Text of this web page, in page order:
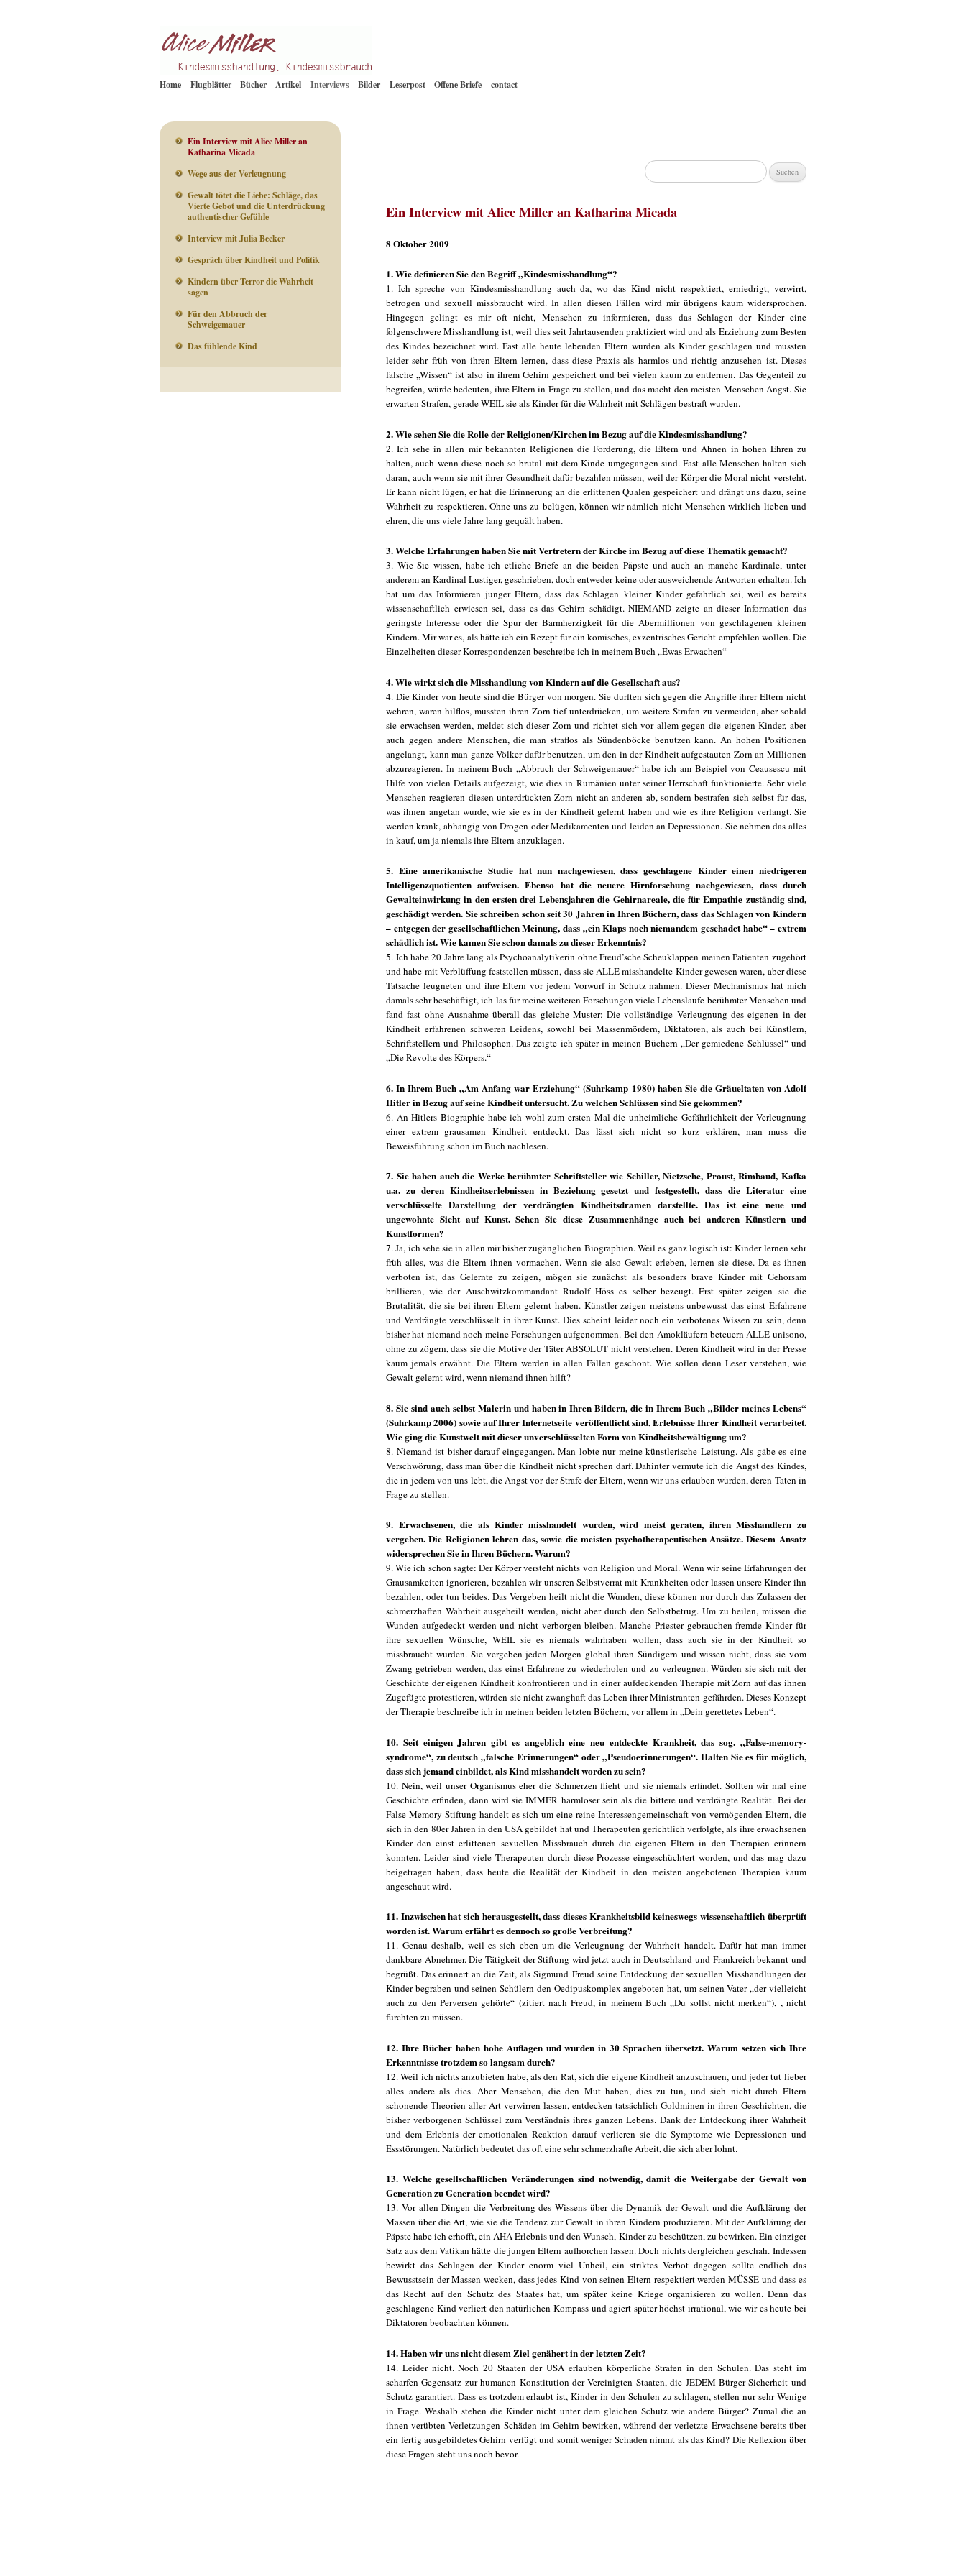
Alice Miller de
Zum
Inhalt
springen
Home Flugblätter Bücher Artikel Interviews Bilder Leserpost Offene Briefe contact
Suchen
nach:
Ein Interview mit Alice Miller an Katharina Micada
8 Oktober 2009
1. Wie definieren Sie den Begriff „Kindesmisshandlung“?
1. Ich spreche von Kindesmisshandlung auch da, wo das Kind nicht respektiert, erniedrigt, verwirrt,
betrogen und sexuell missbraucht wird. In allen diesen Fällen wird mir übrigens kaum widersprochen.
Hingegen gelingt es mir oft nicht, Menschen zu informieren, dass das Schlagen der Kinder eine
folgenschwere Misshandlung ist, weil dies seit Jahrtausenden praktiziert wird und als Erziehung zum Besten
des Kindes bezeichnet wird. Fast alle heute lebenden Eltern wurden als Kinder geschlagen und mussten
leider sehr früh von ihren Eltern lernen, dass diese Praxis als harmlos und richtig anzusehen ist. Dieses
falsche „Wissen“ ist also in ihrem Gehirn gespeichert und bei vielen kaum zu entfernen. Das Gegenteil zu
begreifen, würde bedeuten, ihre Eltern in Frage zu stellen, und das macht den meisten Menschen Angst. Sie
erwarten Strafen, gerade WEIL sie als Kinder für die Wahrheit mit Schlägen bestraft wurden.
2. Wie sehen Sie die Rolle der Religionen/Kirchen im Bezug auf die Kindesmisshandlung?
2. Ich sehe in allen mir bekannten Religionen die Forderung, die Eltern und Ahnen in hohen Ehren zu
halten, auch wenn diese noch so brutal mit dem Kinde umgegangen sind. Fast alle Menschen halten sich
daran, auch wenn sie mit ihrer Gesundheit dafür bezahlen müssen, weil der Körper die Moral nicht versteht.
Er kann nicht lügen, er hat die Erinnerung an die erlittenen Qualen gespeichert und drängt uns dazu, seine
Wahrheit zu respektieren. Ohne uns zu belügen, können wir nämlich nicht Menschen wirklich lieben und
ehren, die uns viele Jahre lang gequält haben.
3. Welche Erfahrungen haben Sie mit Vertretern der Kirche im Bezug auf diese Thematik gemacht?
3. Wie Sie wissen, habe ich etliche Briefe an die beiden Päpste und auch an manche Kardinale, unter
anderem an Kardinal Lustiger, geschrieben, doch entweder keine oder ausweichende Antworten erhalten. Ich
bat um das Informieren junger Eltern, dass das Schlagen kleiner Kinder gefährlich sei, weil es bereits
wissenschaftlich erwiesen sei, dass es das Gehirn schädigt. NIEMAND zeigte an dieser Information das
geringste Interesse oder die Spur der Barmherzigkeit für die Abermillionen von geschlagenen kleinen
Kindern. Mir war es, als hätte ich ein Rezept für ein komisches, exzentrisches Gericht empfehlen wollen. Die
Einzelheiten dieser Korrespondenzen beschreibe ich in meinem Buch „Ewas Erwachen“
4. Wie wirkt sich die Misshandlung von Kindern auf die Gesellschaft aus?
4. Die Kinder von heute sind die Bürger von morgen. Sie durften sich gegen die Angriffe ihrer Eltern nicht
wehren, waren hilflos, mussten ihren Zorn tief unterdrücken, um weitere Strafen zu vermeiden, aber sobald
sie erwachsen werden, meldet sich dieser Zorn und richtet sich vor allem gegen die eigenen Kinder, aber
auch gegen andere Menschen, die man straflos als Sündenböcke benutzen kann. An hohen Positionen
angelangt, kann man ganze Völker dafür benutzen, um den in der Kindheit aufgestauten Zorn an Millionen
abzureagieren. In meinem Buch „Abbruch der Schweigemauer“ habe ich am Beispiel von Ceausescu mit
Hilfe von vielen Details aufgezeigt, wie dies in Rumänien unter seiner Herrschaft funktionierte. Sehr viele
Menschen reagieren diesen unterdrückten Zorn nicht an anderen ab, sondern bestrafen sich selbst für das,
was ihnen angetan wurde, wie sie es in der Kindheit gelernt haben und wie es ihre Religion verlangt. Sie
werden krank, abhängig von Drogen oder Medikamenten und leiden an Depressionen. Sie nehmen das alles
in kauf, um ja niemals ihre Eltern anzuklagen.
5. Eine amerikanische Studie hat nun nachgewiesen, dass geschlagene Kinder einen niedrigeren
Intelligenzquotienten aufweisen. Ebenso hat die neuere Hirnforschung nachgewiesen, dass durch
Gewalteinwirkung in den ersten drei Lebensjahren die Gehirnareale, die für Empathie zuständig sind,
geschädigt werden. Sie schreiben schon seit 30 Jahren in Ihren Büchern, dass das Schlagen von Kindern
– entgegen der gesellschaftlichen Meinung, dass „ein Klaps noch niemandem geschadet habe“ – extrem
schädlich ist. Wie kamen Sie schon damals zu dieser Erkenntnis?
5. Ich habe 20 Jahre lang als Psychoanalytikerin ohne Freud’sche Scheuklappen meinen Patienten zugehört
und habe mit Verblüffung feststellen müssen, dass sie ALLE misshandelte Kinder gewesen waren, aber diese
Tatsache leugneten und ihre Eltern vor jedem Vorwurf in Schutz nahmen. Dieser Mechanismus hat mich
damals sehr beschäftigt, ich las für meine weiteren Forschungen viele Lebensläufe berühmter Menschen und
fand fast ohne Ausnahme überall das gleiche Muster: Die vollständige Verleugnung des eigenen in der
Kindheit erfahrenen schweren Leidens, sowohl bei Massenmördern, Diktatoren, als auch bei Künstlern,
Schriftstellern und Philosophen. Das zeigte ich später in meinen Büchern „Der gemiedene Schlüssel“ und
„Die Revolte des Körpers.“
6. In Ihrem Buch „Am Anfang war Erziehung“ (Suhrkamp 1980) haben Sie die Gräueltaten von Adolf
Hitler in Bezug auf seine Kindheit untersucht. Zu welchen Schlüssen sind Sie gekommen?
6. An Hitlers Biographie habe ich wohl zum ersten Mal die unheimliche Gefährlichkeit der Verleugnung
einer extrem grausamen Kindheit entdeckt. Das lässt sich nicht so kurz erklären, man muss die
Beweisführung schon im Buch nachlesen.
7. Sie haben auch die Werke berühmter Schriftsteller wie Schiller, Nietzsche, Proust, Rimbaud, Kafka
u.a. zu deren Kindheitserlebnissen in Beziehung gesetzt und festgestellt, dass die Literatur eine
verschlüsselte Darstellung der verdrängten Kindheitsdramen darstellte. Das ist eine neue und
ungewohnte Sicht auf Kunst. Sehen Sie diese Zusammenhänge auch bei anderen Künstlern und
Kunstformen?
7. Ja, ich sehe sie in allen mir bisher zugänglichen Biographien. Weil es ganz logisch ist: Kinder lernen sehr
früh alles, was die Eltern ihnen vormachen. Wenn sie also Gewalt erleben, lernen sie diese. Da es ihnen
verboten ist, das Gelernte zu zeigen, mögen sie zunächst als besonders brave Kinder mit Gehorsam
brillieren, wie der Auschwitzkommandant Rudolf Höss es selber bezeugt. Erst später zeigen sie die
Brutalität, die sie bei ihren Eltern gelernt haben. Künstler zeigen meistens unbewusst das einst Erfahrene
und Verdrängte verschlüsselt in ihrer Kunst. Dies scheint leider noch ein verbotenes Wissen zu sein, denn
bisher hat niemand noch meine Forschungen aufgenommen. Bei den Amokläufern beteuern ALLE unisono,
ohne zu zögern, dass sie die Motive der Täter ABSOLUT nicht verstehen. Deren Kindheit wird in der Presse
kaum jemals erwähnt. Die Eltern werden in allen Fällen geschont. Wie sollen denn Leser verstehen, wie
Gewalt gelernt wird, wenn niemand ihnen hilft?
8. Sie sind auch selbst Malerin und haben in Ihren Bildern, die in Ihrem Buch „Bilder meines Lebens“
(Suhrkamp 2006) sowie auf Ihrer Internetseite veröffentlicht sind, Erlebnisse Ihrer Kindheit verarbeitet.
Wie ging die Kunstwelt mit dieser unverschlüsselten Form von Kindheitsbewältigung um?
8. Niemand ist bisher darauf eingegangen. Man lobte nur meine künstlerische Leistung. Als gäbe es eine
Verschwörung, dass man über die Kindheit nicht sprechen darf. Dahinter vermute ich die Angst des Kindes,
die in jedem von uns lebt, die Angst vor der Strafe der Eltern, wenn wir uns erlauben würden, deren Taten in
Frage zu stellen.
9. Erwachsenen, die als Kinder misshandelt wurden, wird meist geraten, ihren Misshandlern zu
vergeben. Die Religionen lehren das, sowie die meisten psychotherapeutischen Ansätze. Diesem Ansatz
widersprechen Sie in Ihren Büchern. Warum?
9. Wie ich schon sagte: Der Körper versteht nichts von Religion und Moral. Wenn wir seine Erfahrungen der
Grausamkeiten ignorieren, bezahlen wir unseren Selbstverrat mit Krankheiten oder lassen unsere Kinder ihn
bezahlen, oder tun beides. Das Vergeben heilt nicht die Wunden, diese können nur durch das Zulassen der
schmerzhaften Wahrheit ausgeheilt werden, nicht aber durch den Selbstbetrug. Um zu heilen, müssen die
Wunden aufgedeckt werden und nicht verborgen bleiben. Manche Priester gebrauchen fremde Kinder für
ihre sexuellen Wünsche, WEIL sie es niemals wahrhaben wollen, dass auch sie in der Kindheit so
missbraucht wurden. Sie vergeben jeden Morgen global ihren Sündigern und wissen nicht, dass sie vom
Zwang getrieben werden, das einst Erfahrene zu wiederholen und zu verleugnen. Würden sie sich mit der
Geschichte der eigenen Kindheit konfrontieren und in einer aufdeckenden Therapie mit Zorn auf das ihnen
Zugefügte protestieren, würden sie nicht zwanghaft das Leben ihrer Ministranten gefährden. Dieses Konzept
der Therapie beschreibe ich in meinen beiden letzten Büchern, vor allem in „Dein gerettetes Leben“.
10. Seit einigen Jahren gibt es angeblich eine neu entdeckte Krankheit, das sog. „False-memory-
syndrome“, zu deutsch „falsche Erinnerungen“ oder „Pseudoerinnerungen“. Halten Sie es für möglich,
dass sich jemand einbildet, als Kind misshandelt worden zu sein?
10. Nein, weil unser Organismus eher die Schmerzen flieht und sie niemals erfindet. Sollten wir mal eine
Geschichte erfinden, dann wird sie IMMER harmloser sein als die bittere und verdrängte Realität. Bei der
False Memory Stiftung handelt es sich um eine reine Interessengemeinschaft von vermögenden Eltern, die
sich in den 80er Jahren in den USA gebildet hat und Therapeuten gerichtlich verfolgte, als ihre erwachsenen
Kinder den einst erlittenen sexuellen Missbrauch durch die eigenen Eltern in den Therapien erinnern
konnten. Leider sind viele Therapeuten durch diese Prozesse eingeschüchtert worden, und das mag dazu
beigetragen haben, dass heute die Realität der Kindheit in den meisten angebotenen Therapien kaum
angeschaut wird.
11. Inzwischen hat sich herausgestellt, dass dieses Krankheitsbild keineswegs wissenschaftlich überprüft
worden ist. Warum erfährt es dennoch so große Verbreitung?
11. Genau deshalb, weil es sich eben um die Verleugnung der Wahrheit handelt. Dafür hat man immer
dankbare Abnehmer. Die Tätigkeit der Stiftung wird jetzt auch in Deutschland und Frankreich bekannt und
begrüßt. Das erinnert an die Zeit, als Sigmund Freud seine Entdeckung der sexuellen Misshandlungen der
Kinder begraben und seinen Schülern den Oedipuskomplex angeboten hat, um seinen Vater „der vielleicht
auch zu den Perversen gehörte“ (zitiert nach Freud, in meinem Buch „Du sollst nicht merken“), , nicht
fürchten zu müssen.
12. Ihre Bücher haben hohe Auflagen und wurden in 30 Sprachen übersetzt. Warum setzen sich Ihre
Erkenntnisse trotzdem so langsam durch?
12. Weil ich nichts anzubieten habe, als den Rat, sich die eigene Kindheit anzuschauen, und jeder tut lieber
alles andere als dies. Aber Menschen, die den Mut haben, dies zu tun, und sich nicht durch Eltern
schonende Theorien aller Art verwirren lassen, entdecken tatsächlich Goldminen in ihren Geschichten, die
bisher verborgenen Schlüssel zum Verständnis ihres ganzen Lebens. Dank der Entdeckung ihrer Wahrheit
und dem Erlebnis der emotionalen Reaktion darauf verlieren sie die Symptome wie Depressionen und
Essstörungen. Natürlich bedeutet das oft eine sehr schmerzhafte Arbeit, die sich aber lohnt.
13. Welche gesellschaftlichen Veränderungen sind notwendig, damit die Weitergabe der Gewalt von
Generation zu Generation beendet wird?
13. Vor allen Dingen die Verbreitung des Wissens über die Dynamik der Gewalt und die Aufklärung der
Massen über die Art, wie sie die Tendenz zur Gewalt in ihren Kindern produzieren. Mit der Aufklärung der
Päpste habe ich erhofft, ein AHA Erlebnis und den Wunsch, Kinder zu beschützen, zu bewirken. Ein einziger
Satz aus dem Vatikan hätte die jungen Eltern aufhorchen lassen. Doch nichts dergleichen geschah. Indessen
bewirkt das Schlagen der Kinder enorm viel Unheil, ein striktes Verbot dagegen sollte endlich das
Bewusstsein der Massen wecken, dass jedes Kind von seinen Eltern respektiert werden MÜSSE und dass es
das Recht auf den Schutz des Staates hat, um später keine Kriege organisieren zu wollen. Denn das
geschlagene Kind verliert den natürlichen Kompass und agiert später höchst irrational, wie wir es heute bei
Diktatoren beobachten können.
14. Haben wir uns nicht diesem Ziel genähert in der letzten Zeit?
14. Leider nicht. Noch 20 Staaten der USA erlauben körperliche Strafen in den Schulen. Das steht im
scharfen Gegensatz zur humanen Konstitution der Vereinigten Staaten, die JEDEM Bürger Sicherheit und
Schutz garantiert. Dass es trotzdem erlaubt ist, Kinder in den Schulen zu schlagen, stellen nur sehr Wenige
in Frage. Weshalb stehen die Kinder nicht unter dem gleichen Schutz wie andere Bürger? Zumal die an
ihnen verübten Verletzungen Schäden im Gehirn bewirken, während der verletzte Erwachsene bereits über
ein fertig ausgebildetes Gehirn verfügt und somit weniger Schaden nimmt als das Kind? Die Reflexion über
diese Fragen steht uns noch bevor.
Ein Interview mit Alice Miller an
Katharina Micada
Wege aus der Verleugnung
Gewalt tötet die Liebe: Schläge, das
Vierte Gebot und die Unterdrückung
authentischer Gefühle
Interview mit Julia Becker
Gespräch über Kindheit und Politik
Kindern über Terror die Wahrheit
sagen
Für den Abbruch der
Schweigemauer
Das fühlende Kind